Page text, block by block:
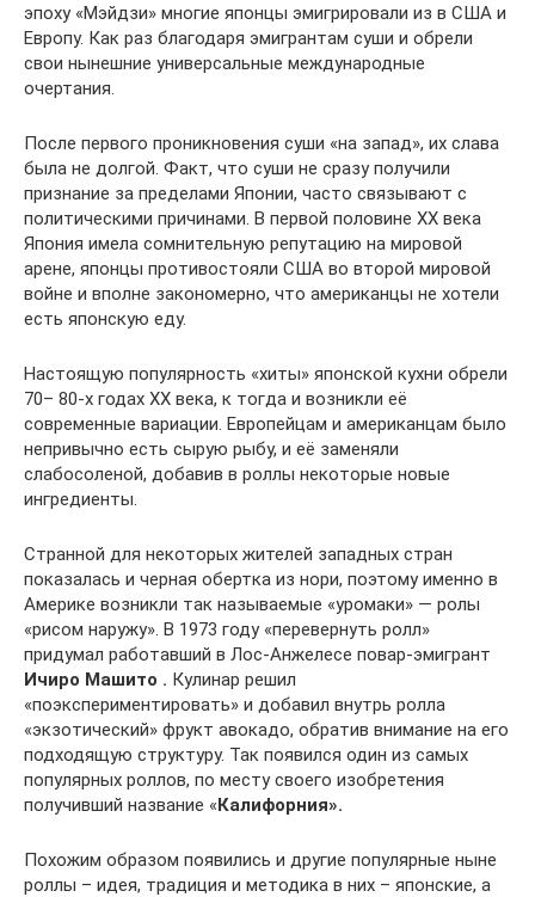
эпоху «Мэйдзи» многие японцы эмигрировали из в США и
Европу. Как раз благодаря эмигрантам суши и обрели
свои нынешние универсальные международные
очертания.
После первого проникновения суши «на запад», их слава
была не долгой. Факт, что суши не сразу получили
признание за пределами Японии, часто связывают с
политическими причинами. В первой половине XX века
Япония имела сомнительную репутацию на мировой
арене, японцы противостояли США во второй мировой
войне и вполне закономерно, что американцы не хотели
есть японскую еду.
Настоящую популярность «хиты» японской кухни обрели
70– 80-х годах XX века, к тогда и возникли её
современные вариации. Европейцам и американцам было
непривычно есть сырую рыбу, и её заменяли
слабосоленой, добавив в роллы некоторые новые
ингредиенты.
Странной для некоторых жителей западных стран
показалась и черная обертка из нори, поэтому именно в
Америке возникли так называемые «уромаки» — ролы
«рисом наружу». В 1973 году «перевернуть ролл»
придумал работавший в Лос-Анжелесе повар-эмигрант
Ичиро Машито . Кулинар решил
«поэкспериментировать» и добавил внутрь ролла
«экзотический» фрукт авокадо, обратив внимание на его
подходящую структуру. Так появился один из самых
популярных роллов, по месту своего изобретения
получивший название «Калифорния».
Похожим образом появились и другие популярные ныне
роллы – идея, традиция и методика в них – японские, а